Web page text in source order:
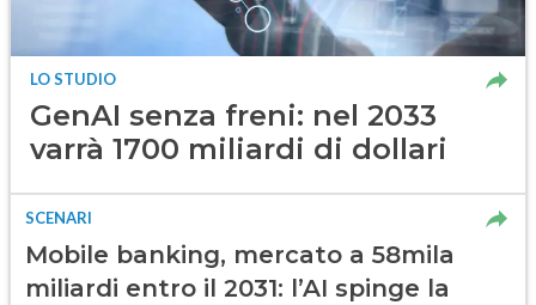
LO STUDIO
GenAI senza freni: nel 2033
varrà 1700 miliardi di dollari
SCENARI
Mobile banking, mercato a 58mila
miliardi entro il 2031: l’AI spinge la